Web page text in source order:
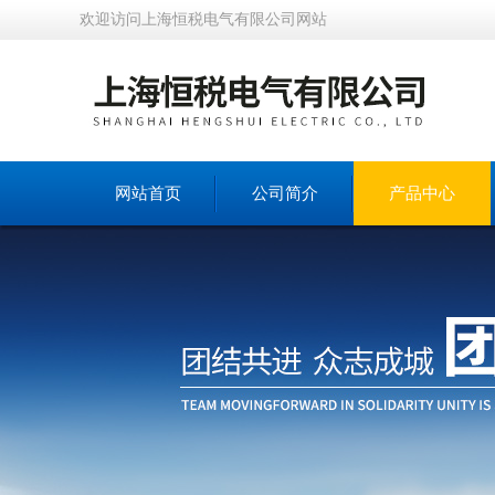
欢迎访问上海恒税电气有限公司网站
网站首页 公司简介 产品中心